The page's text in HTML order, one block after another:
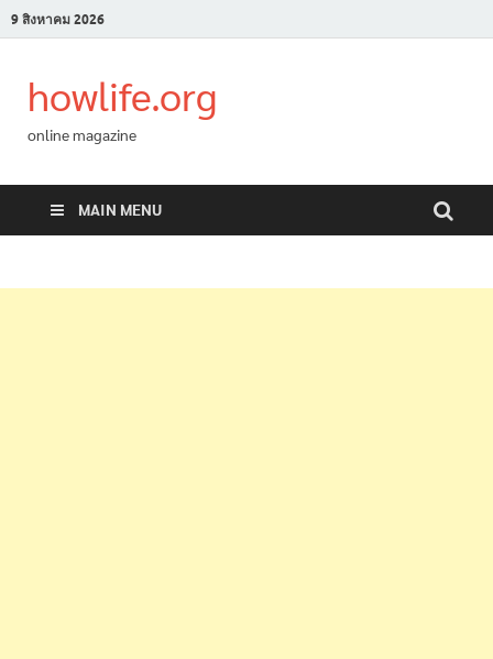
9 สิงหาคม 2026
howlife.org
online magazine
MAIN MENU